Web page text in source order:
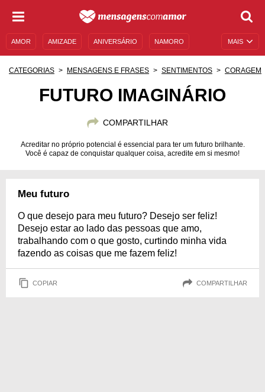
MAIS
AMOR AMIZADE ANIVERSÁRIO NAMORO
DESCULPAS
CATEGORIAS MENSAGENS E FRASES SENTIMENTOS CORAGEM
FUTURO IMAGINÁRIO
COMPARTILHAR
Acreditar no próprio potencial é essencial para ter um futuro brilhante.
Você é capaz de conquistar qualquer coisa, acredite em si mesmo!
Meu futuro
O que desejo para meu futuro? Desejo ser feliz!
Desejo estar ao lado das pessoas que amo,
trabalhando com o que gosto, curtindo minha vida
fazendo as coisas que me fazem feliz!
COPIAR COMPARTILHAR